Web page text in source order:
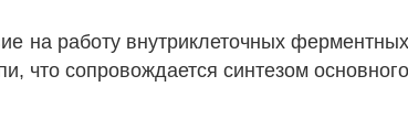
на работу внутриклеточных
что сопровождается синтезом